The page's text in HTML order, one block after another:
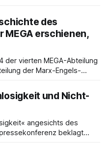
des
MEGA erschienen,
der vierten MEGA-Abteilung
der Marx-Engels-
seit einiger Zeit nur noch
(Abteilung III). Das ist
der öffentlich
und Nicht-
angesichts des
beklagt